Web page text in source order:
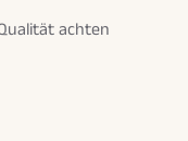
achten